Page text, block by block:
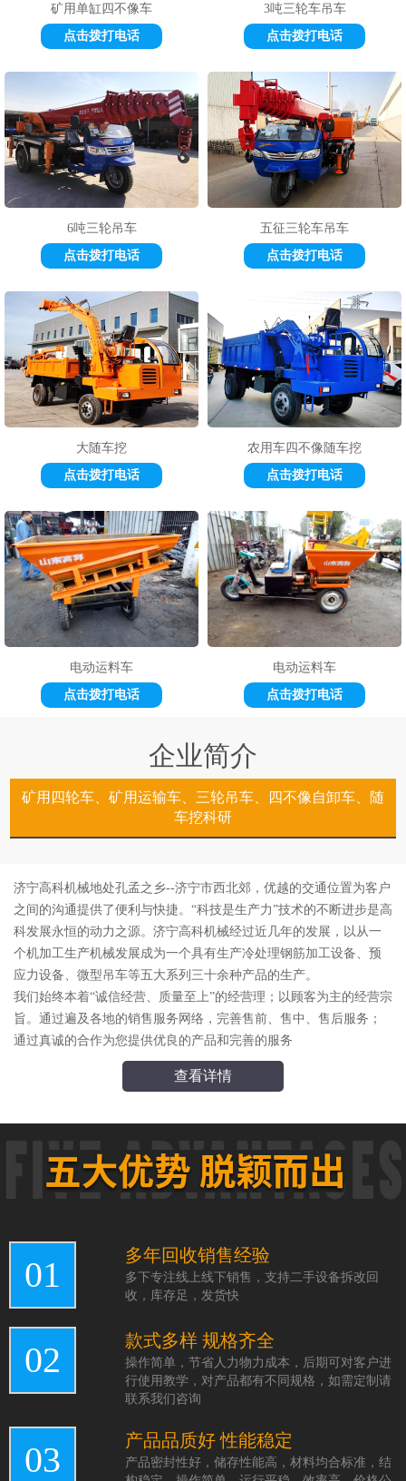
矿用单缸四不像车
点击拨打电话
3吨三轮车吊车
点击拨打电话
6吨三轮吊车
点击拨打电话
五征三轮车吊车
点击拨打电话
大随车挖
点击拨打电话
农用车四不像随车挖
点击拨打电话
电动运料车
点击拨打电话
电动运料车
点击拨打电话
企业简介
矿用四轮车、矿用运输车、三轮吊车、四不像自卸车、随
车挖科研
济宁高科机械地处孔孟之乡--济宁市西北郊，优越的交通位置为客户
之间的沟通提供了便利与快捷。“科技是生产力”技术的不断进步是高
科发展永恒的动力之源。济宁高科机械经过近几年的发展，以从一
个机加工生产机械发展成为一个具有生产冷处理钢筋加工设备、预
应力设备、微型吊车等五大系列三十余种产品的生产。
我们始终本着“诚信经营、质量至上”的经营理；以顾客为主的经营宗
旨。通过遍及各地的销售服务网络，完善售前、售中、售后服务；
通过真诚的合作为您提供优良的产品和完善的服务
查看详情
01 多年回收销售经验
多下专注线上线下销售，支持二手设备拆改回
收，库存足，发货快
02 款式多样 规格齐全
操作简单，节省人力物力成本，后期可对客户进
行使用教学，对产品都有不同规格，如需定制请
联系我们咨询
03 产品品质好 性能稳定
产品密封性好，储存性能高，材料均合标准，结